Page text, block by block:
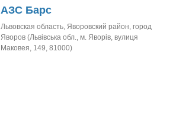
АЗС Барс
Львовская область, Яворовский район, город
Яворов (Львівська обл., м. Яворів, вулиця
Маковея, 149, 81000)